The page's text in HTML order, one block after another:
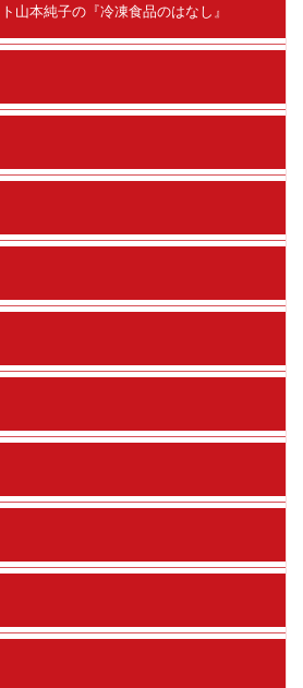
山本純子の『冷凍食品のはなし』